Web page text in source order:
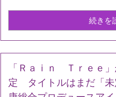
続きを
「Ｒａｉｎ Ｔｒｅｅ
定 タイトルはまだ「